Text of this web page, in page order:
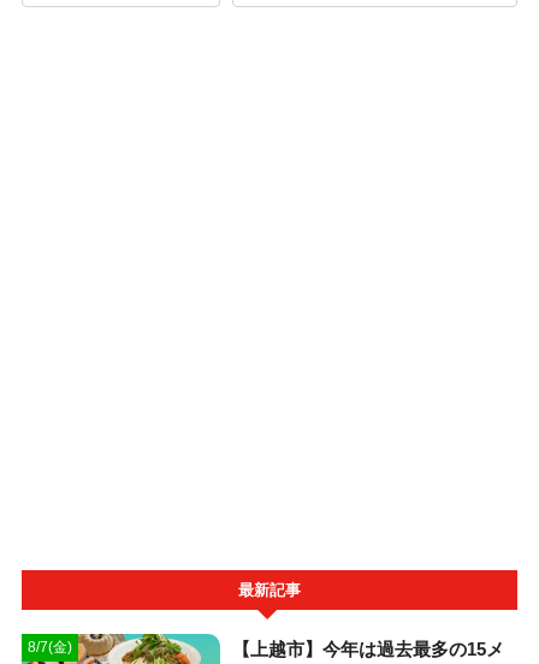
最新記事
8/7(金)
【上越市】今年は過去最多の15メ